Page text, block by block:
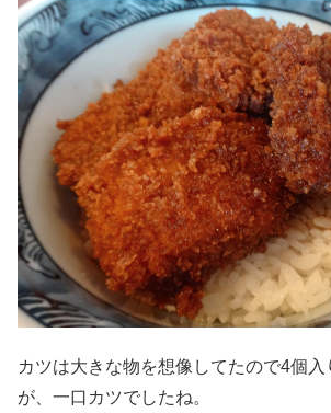
カツは大きな物を想像してたので4個
が、一口カツでしたね。